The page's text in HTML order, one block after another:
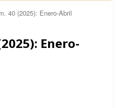
40 (2025): Enero-Abril
Enero-